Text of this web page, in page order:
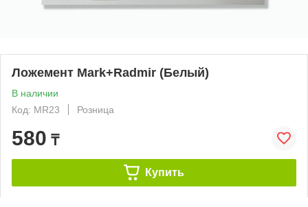
Ложемент Mark+Radmir (Белый)
В наличии
Код: MR23
Розница
580 ₸
Купить